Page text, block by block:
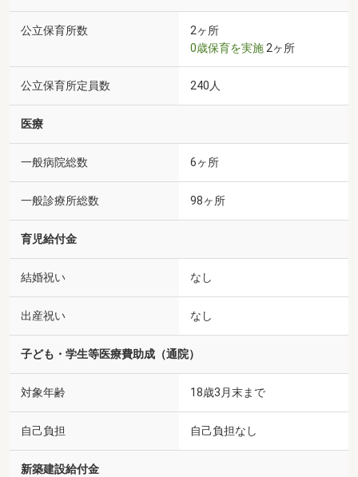
公立保育所数
2ヶ所
0歳保育を実施 2ヶ所
公立保育所定員数 240人
医療
一般病院総数 6ヶ所
一般診療所総数 98ヶ所
育児給付金
結婚祝い なし
出産祝い なし
子ども・学生等医療費助成（通院）
対象年齢 18歳3月末まで
自己負担 自己負担なし
新築建設給付金